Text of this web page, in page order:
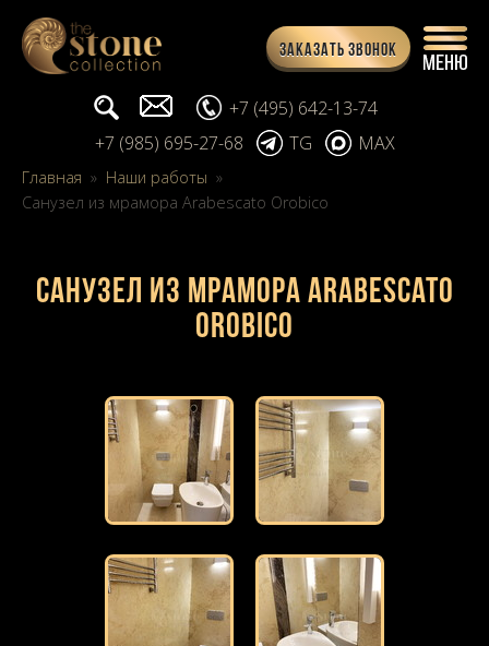
Заказать звонок
Поиск... info@stone-collection.ru
+7 (495) 642-13-74
+7 (985) 695-27-68
TG MAX
Главная » Наши работы »
Санузел из мрамора Arabescato Orobico
Санузел из мрамора Arabescato
Orobico